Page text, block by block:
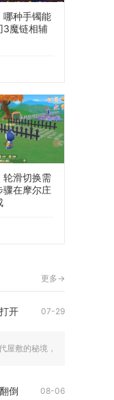
哪种手镯能
3魔链相辅
轮滑切换需
骤在摩尔庄
更多->
开 07-29
屋敷的秘境，必须先完成远
倒 08-06